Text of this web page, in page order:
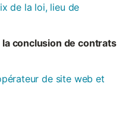
de la loi, lieu de
conclusion de contrats
de site web et